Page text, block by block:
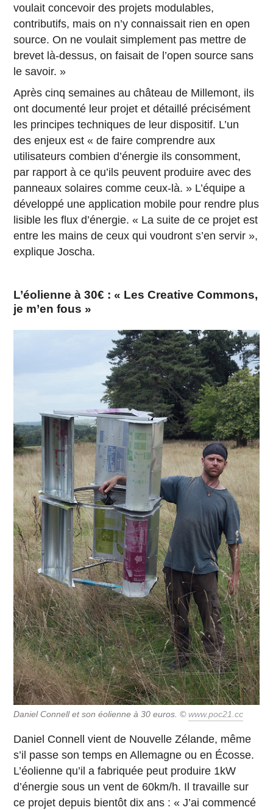
voulait concevoir des projets modulables,
contributifs, mais on n’y connaissait rien en open
source. On ne voulait simplement pas mettre de
brevet là-dessus, on faisait de l’open source sans
le savoir. »
Après cinq semaines au château de Millemont, ils
ont documenté leur projet et détaillé précisément
les principes techniques de leur dispositif. L’un
des enjeux est « de faire comprendre aux
utilisateurs combien d’énergie ils consomment,
par rapport à ce qu’ils peuvent produire avec des
panneaux solaires comme ceux-là. » L’équipe a
développé une application mobile pour rendre plus
lisible les flux d’énergie. « La suite de ce projet est
entre les mains de ceux qui voudront s’en servir »,
explique Joscha.
L’éolienne à 30€ : « Les Creative Commons,
je m’en fous »
Daniel Connell et son éolienne à 30 euros. ©www.poc21.cc
Daniel Connell vient de Nouvelle Zélande, même
s’il passe son temps en Allemagne ou en Écosse.
L’éolienne qu’il a fabriquée peut produire 1kW
d’énergie sous un vent de 60km/h. Il travaille sur
ce projet depuis bientôt dix ans : « J’ai commencé